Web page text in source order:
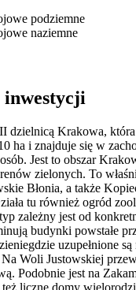
podziemne
naziemne
dzielnicą Krakowa, która
ha i znajduje się w
Jest to obszar
zielonych. To
Błonia, a także
tu również ogród
zależny jest od
budynki powstałe
uzupełnione
Woli Justowskiej
Podobnie jest na
liczne domy